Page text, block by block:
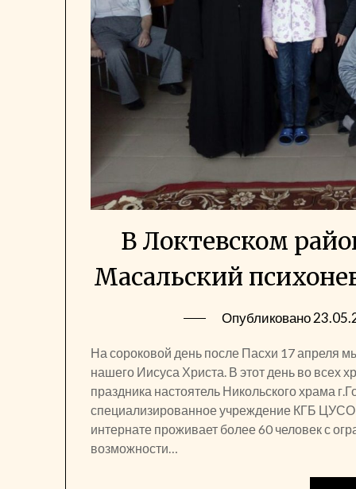
В Локтевском
Масальский
Опубликовано
На сороковой день после Пасхи 17 апреля
нашего Иисуса Христа. В этот день во всех
праздника настоятель Никольского храма
специализированное учреждение КГБ ЦУСО
интернате проживает более 60 человек с
возможности…